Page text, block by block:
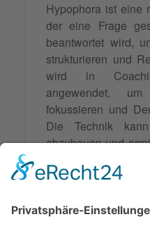
Hypophora ist eine
der eine Frage
beantwortet wird,
strukturieren und
wird in
angewendet,
fokussieren und
Die Technik
abzubauen und
Fachkompetenz
Hypophora dosiert